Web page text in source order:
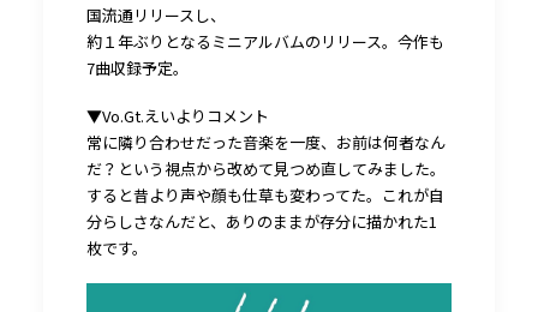
国流通リリースし、
約１年ぶりとなるミニアルバムのリリース。今作も
7曲収録予定。
▼Vo.Gt.えいよりコメント
常に隣り合わせだった音楽を一度、お前は何者なん
だ？という視点から改めて見つめ直してみました。
すると昔より声や顔も仕草も変わってた。これが自
分らしさなんだと、ありのままが存分に描かれた1
枚です。